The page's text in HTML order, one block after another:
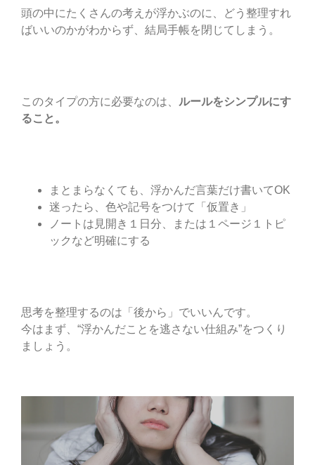
頭の中にたくさんの考えが浮かぶのに、どう整理すれ
ばいいのかがわからず、結局手帳を閉じてしまう。
このタイプの方に必要なのは、 ルールをシンプルにす
ること。
まとまらなくても、浮かんだ言葉だけ書いてOK
迷ったら、色や記号をつけて「仮置き」
ノートは見開き１日分、または１ページ１トピ
ックなど明確にする
思考を整理するのは「後から」でいいんです。
今はまず、“浮かんだことを逃さない仕組み”をつくり
ましょう。